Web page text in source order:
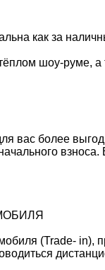
как за
шоу-руме,
вас более
(Trade- in),